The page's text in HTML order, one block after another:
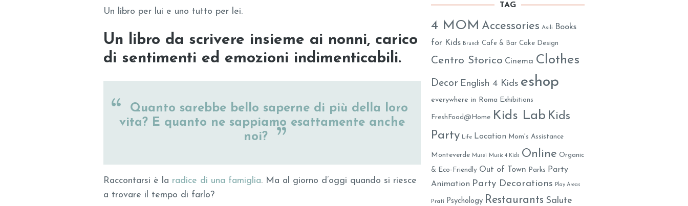
Un libro per lui e uno tutto per lei.
Un libro da scrivere insieme ai nonni, carico
di sentimenti ed emozioni indimenticabili.
Quanto sarebbe bello saperne di più della loro
vita? E quanto ne sappiamo esattamente anche
noi?
Raccontarsi è la radice di una famiglia. Ma al giorno d’oggi quando si riesce
a trovare il tempo di farlo?
TAG
4 MOM Accessories Asili
Books
for Kids Brunch Cafe & Bar Cake Design
Centro Storico Cinema Clothes
Decor English 4 Kids eshop
everywhere in Roma Exhibitions
FreshFood@Home Kids Lab Kids
Party Life Location Mom's Assistance
Monteverde Musei Music 4 Kids Online Organic
& Eco-Friendly Out of Town Parks
Party
Animation Party Decorations Play Areas
Prati Psychology Restaurants Salute